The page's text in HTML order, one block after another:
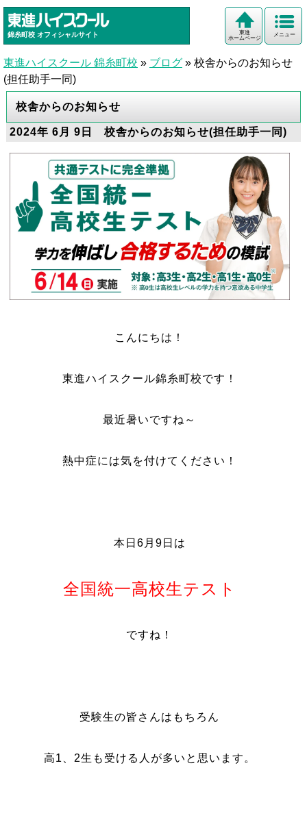
錦糸町校 オフィシャルサイト メニュー
東進
ホームページ
東進ハイスクール 錦糸町校 » ブログ » 校舎からのお知らせ
(担任助手一同)
校舎からのお知らせ
2024年 6月 9日 校舎からのお知らせ(担任助手一同)
こんにちは！
東進ハイスクール錦糸町校です！
最近暑いですね～
熱中症には気を付けてください！
本日6月9日は
全国統一高校生テスト
ですね！
受験生の皆さんはもちろん
高1、2生も受ける人が多いと思います。